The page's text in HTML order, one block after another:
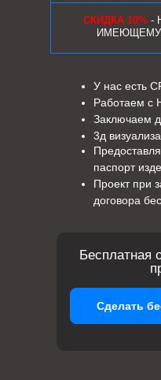
СКИДКА 10%-
паспорт
Проект при
договора
У нас есть
Работаем с
Заключаем
3д
Бесплатная
Сделать